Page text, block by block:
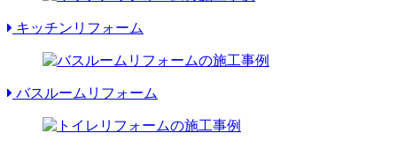
キッチンリフォーム
バスルームリフォーム